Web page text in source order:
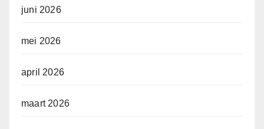
juni 2026
mei 2026
april 2026
maart 2026